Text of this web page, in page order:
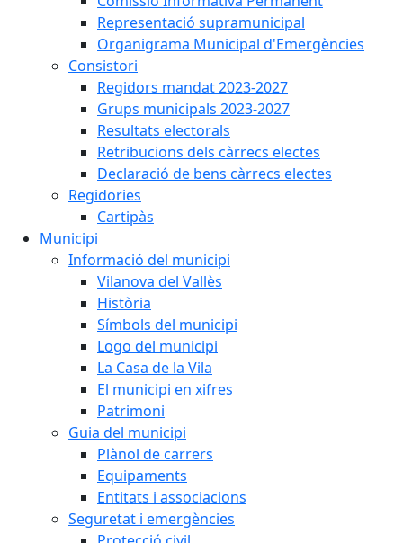
Representació supramunicipal
Organigrama Municipal d'Emergències
Consistori
Regidors mandat 2023-2027
Grups municipals 2023-2027
Resultats electorals
Retribucions dels càrrecs electes
Declaració de bens càrrecs electes
Regidories
Cartipàs
Municipi
Informació del municipi
Vilanova del Vallès
Història
Símbols del municipi
Logo del municipi
La Casa de la Vila
El municipi en xifres
Patrimoni
Guia del municipi
Plànol de carrers
Equipaments
Entitats i associacions
Seguretat i emergències